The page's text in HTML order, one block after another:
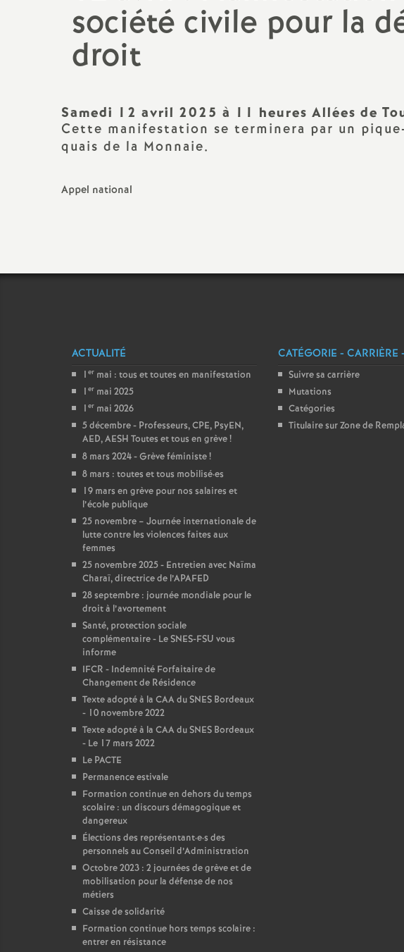
N
i
s
E
n
Titulaire sur Zone de
Remplacement
société civile pour la
droit
Samedi 12 avril 2025 à 11 heures Allées de
Cette manifestation se terminera par un
quais de la Monnaie.
Appel national
ACTUALITÉ
1 er mai : tous et toutes en manifestation
1 er mai 2025
1 er mai 2026
5 décembre - Professeurs, CPE, PsyEN,
AED, AESH Toutes et tous en grève!
8 mars 2024 - Grève féministe!
8 mars : toutes et tous mobilisé·es
19 mars en grève pour nos salaires et
l’école publique
25 novembre – Journée internationale de
lutte contre les violences faites aux
femmes
25 novembre 2025 - Entretien avec Naïma
Charaï, directrice de l’APAFED
28 septembre : journée mondiale pour le
droit à l’avortement
Santé, protection sociale
complémentaire - Le SNES-FSU vous
informe
IFCR - Indemnité Forfaitaire de
Changement de Résidence
Texte adopté à la CAA du SNES Bordeaux
- 10 novembre 2022
Texte adopté à la CAA du SNES Bordeaux
- Le 17 mars 2022
Le PACTE
Permanence estivale
Formation continue en dehors du temps
scolaire : un discours démagogique et
dangereux
Élections des représentant·e·s des
personnels au Conseil d’Administration
Octobre 2023 : 2 journées de grève et de
mobilisation pour la défense de nos
métiers
Caisse de solidarité
Formation continue hors temps scolaire :
entrer en résistance
CATÉGORIE - CARRIÈRE
Suivre sa carrière
Mutations
Catégories
Titulaire sur Zone de